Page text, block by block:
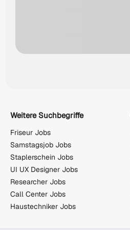
Weitere Suchbegriffe
Friseur Jobs
Samstagsjob Jobs
Staplerschein Jobs
UI UX Designer Jobs
Researcher Jobs
Call Center Jobs
Haustechniker Jobs